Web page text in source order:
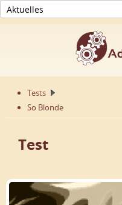
Tests
So Blonde
Test